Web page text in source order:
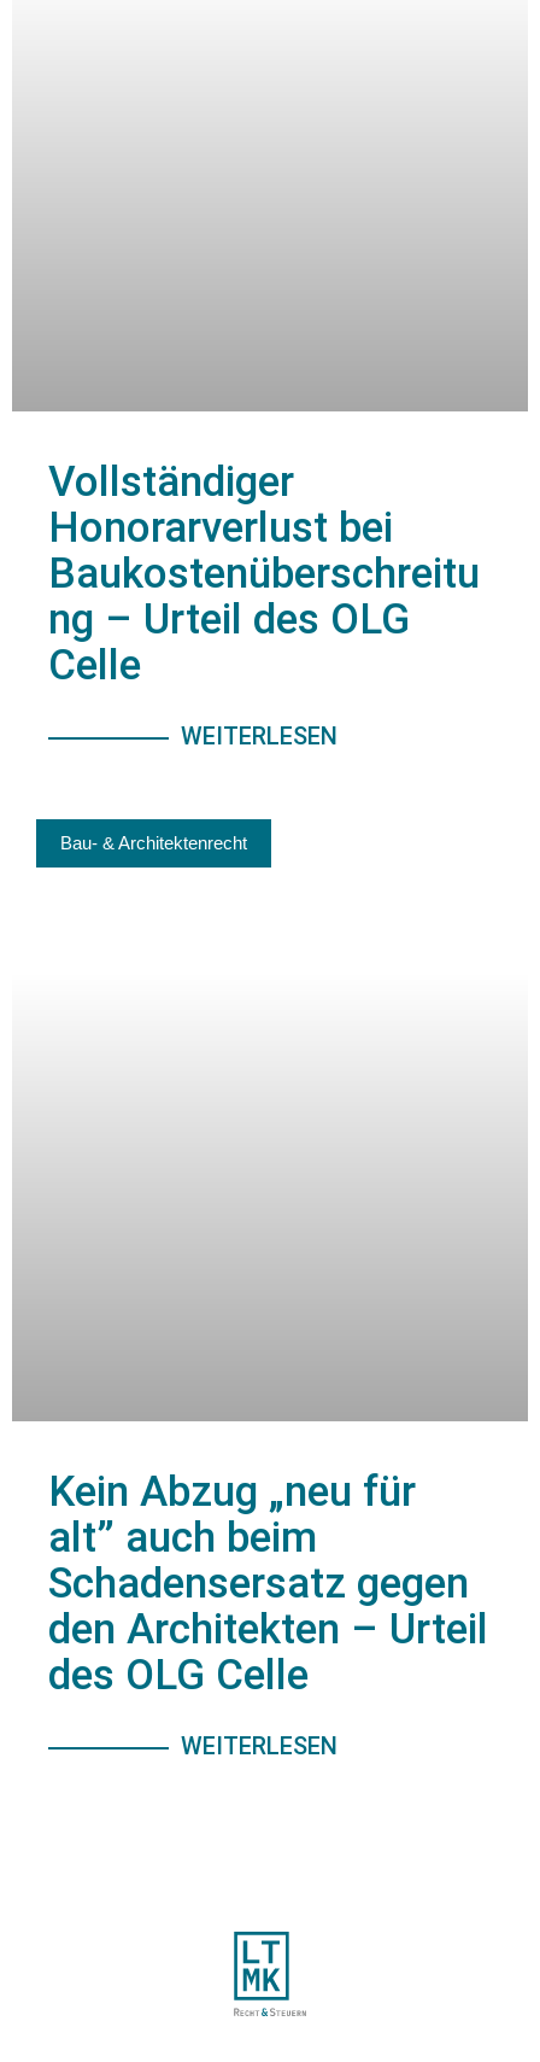
Vollständiger
Honorarverlust bei
Baukostenüberschreitu
ng – Urteil des OLG
Celle
WEITERLESEN
Bau- & Architektenrecht
Kein Abzug „neu für
alt” auch beim
Schadensersatz gegen
den Architekten – Urteil
des OLG Celle
WEITERLESEN